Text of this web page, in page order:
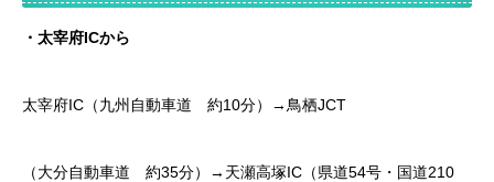
・太宰府ICから
太宰府IC（九州自動車道 約10分）→鳥栖JCT
（大分自動車道 約35分）→天瀬高塚IC（県道54号・国道210